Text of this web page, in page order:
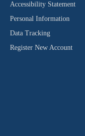
Accessibility Statement
Personal Information
Data Tracking
Register New Account